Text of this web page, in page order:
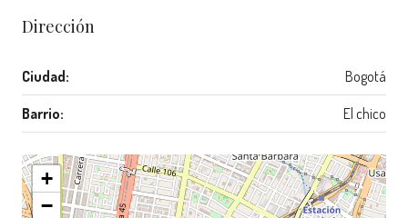
Dirección
Ciudad: Bogotá
Barrio: El chico
+
−